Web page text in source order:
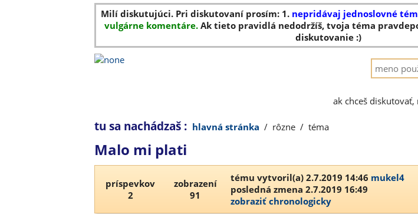
Milí diskutujúci. Pri diskutovaní prosím: 1. nepridávaj jednoslovné
vulgárne komentáre.Ak tieto pravidlá nedodržíš, tvoja téma
diskutovanie :)
ak chceš
tu sa nachádzaš : hlavná stránka / rôzne / téma
Malo mi plati
príspevkov
2
zobrazení
91
tému vytvoril(a) 2.7.2019 14:46 mukel4
posledná zmena 2.7.2019 16:49
zobraziť chronologicky